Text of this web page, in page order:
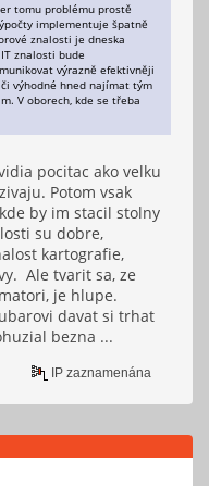
tomu problému prostě
implementuje špatně
znalosti je dneska
znalosti bude
výrazně efektivněji
výhodné hned najímat tým
V oborech, kde se třeba
pocitac ako velku
Potom vsak
by im stacil stolny
su dobre,
kartografie,
Ale tvarit sa, ze
je hlupe.
davat si trhat
bezna ...
IP zaznamenána